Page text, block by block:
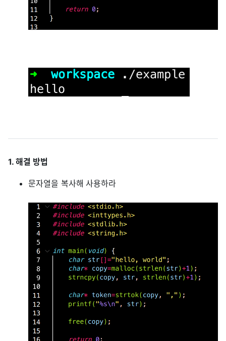
1. 해결 방법
문자열을 복사해 사용하라